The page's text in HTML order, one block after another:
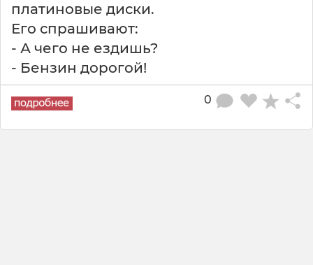
платиновые диски.
Его спрашивают:
- А чего не ездишь?
- Бензин дорогой!
0